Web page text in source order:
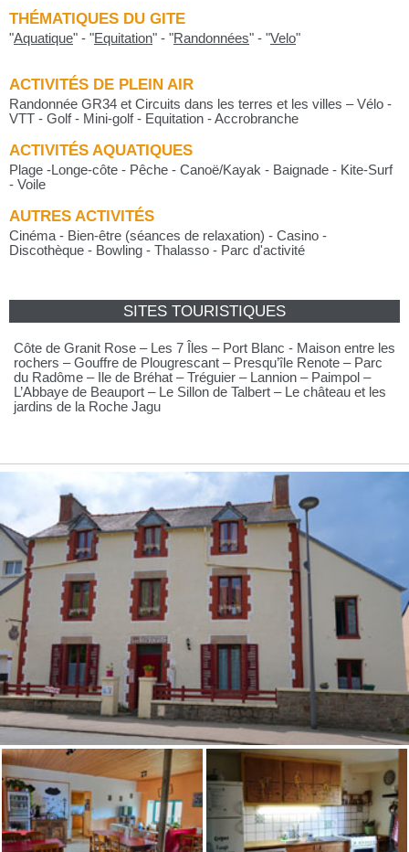
THÉMATIQUES DU GITE
"Aquatique" - "Equitation" - "Randonnées" - "Velo"
ACTIVITÉS DE PLEIN AIR
Randonnée GR34 et Circuits dans les terres et les villes – Vélo -
VTT - Golf - Mini-golf - Equitation - Accrobranche
ACTIVITÉS AQUATIQUES
Plage -Longe-côte - Pêche - Canoë/Kayak - Baignade - Kite-Surf
- Voile
AUTRES ACTIVITÉS
Cinéma - Bien-être (séances de relaxation) - Casino -
Discothèque - Bowling - Thalasso - Parc d'activité
SITES TOURISTIQUES
Côte de Granit Rose – Les 7 Îles – Port Blanc - Maison entre les
rochers – Gouffre de Plougrescant – Presqu’île Renote – Parc
du Radôme – Ile de Bréhat – Tréguier – Lannion – Paimpol –
L’Abbaye de Beauport – Le Sillon de Talbert – Le château et les
jardins de la Roche Jagu